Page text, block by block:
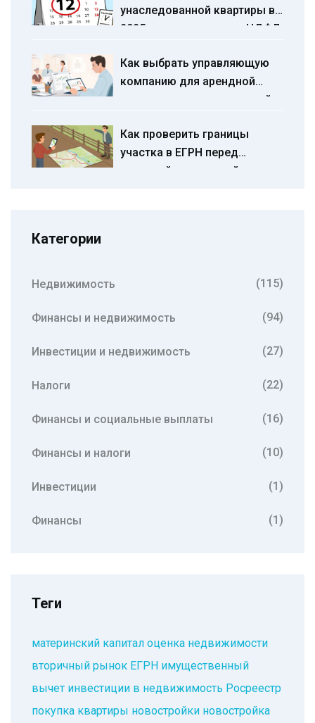
унаследованной квартиры в
2025 году: как считать НДФЛ
Как выбрать управляющую
компанию для арендной
недвижимости: пошаговый
Как проверить границы
участка в ЕГРН перед
покупкой загородной
Категории
Недвижимость (115)
Финансы и недвижимость (94)
Инвестиции и недвижимость (27)
Налоги (22)
Финансы и социальные выплаты (16)
Финансы и налоги (10)
Инвестиции (1)
Финансы (1)
Теги
материнский капитал оценка недвижимости
вторичный рынок ЕГРН имущественный
вычет инвестиции в недвижимость Росреестр
покупка квартиры новостройки новостройка